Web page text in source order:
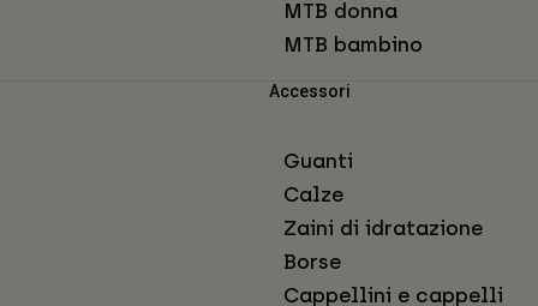
MTB donna
MTB bambino
Accessori
Guanti
Calze
Zaini di idratazione
Borse
Cappellini e cappelli